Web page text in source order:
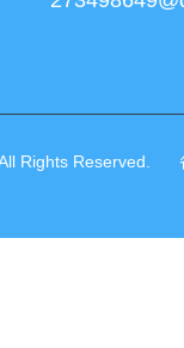
Rights Reserved.